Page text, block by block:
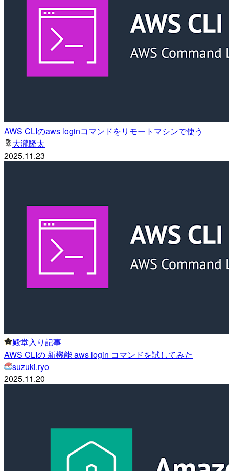
AWS CLIのaws loginコマンドをリモートマシンで使う
大瀧隆太
2025.11.23
殿堂入り記事
AWS CLIの 新機能 aws login コマンドを試してみた
suzuki.ryo
2025.11.20